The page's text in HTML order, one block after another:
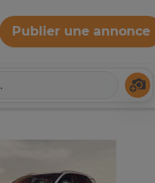
Publier une annonce